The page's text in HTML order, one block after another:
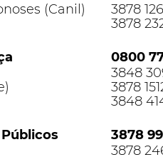
(Canil)
3878
3878
0800
3848
3878
3848
3878
3878